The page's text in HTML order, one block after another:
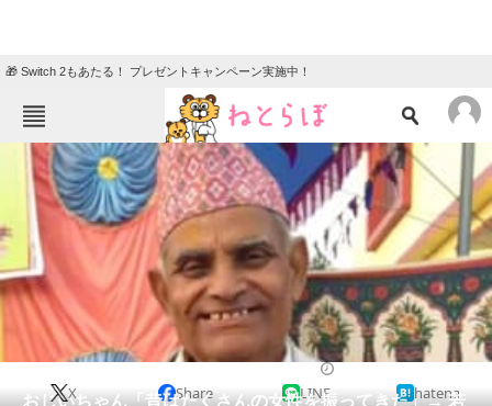
🎁 Switch 2もあたる！ プレゼントキャンペーン実施中！
ねとらぼメニュー
TOP ニュース
エンタメ クイズ
グルメ 地域
住まい 教育・育児
リサーチ
会員記事
おじいちゃん「昔はたくさんの女性を振ってきた」→ 若
X Share LINE hatena